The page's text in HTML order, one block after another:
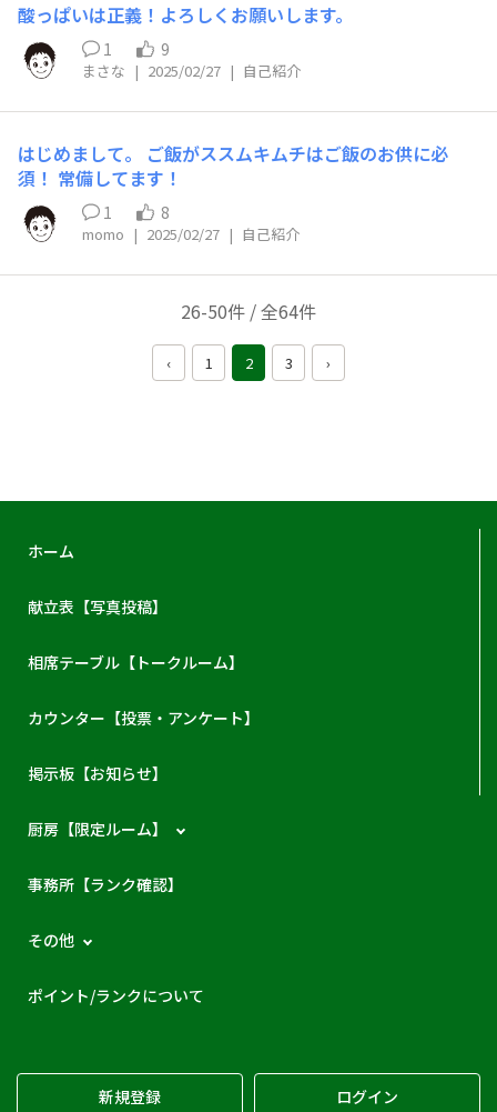
酸っぱいは正義！よろしくお願いします。
1 9
まさな | 2025/02/27 | 自己紹介
はじめまして。 ご飯がススムキムチはご飯のお供に必
須！ 常備してます！
1 8
momo | 2025/02/27 | 自己紹介
26-50件 / 全64件
‹ 1 2 3 ›
ホーム
献立表【写真投稿】
相席テーブル【トークルーム】
カウンター【投票・アンケート】
掲示板【お知らせ】
厨房【限定ルーム】
事務所【ランク確認】
その他
ポイント/ランクについて
新規登録 ログイン